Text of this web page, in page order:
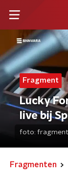
Fragment
Lucky
live bij
foto: fragment
Fragmenten